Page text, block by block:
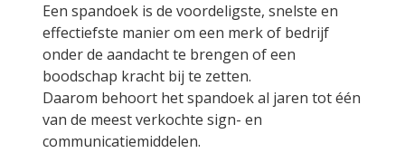
Een spandoek is de voordeligste, snelste en
effectiefste manier om een merk of bedrijf
onder de aandacht te brengen of een
boodschap kracht bij te zetten.
Daarom behoort het spandoek al jaren tot één
van de meest verkochte sign- en
communicatiemiddelen.